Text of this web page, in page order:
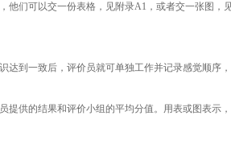
们可以交一份表格，见附录A1，或者交一张图，见
到一致后，评价员就可单独工作并记录感觉顺序，
供的结果和评价小组的平均分值。用表或图表示，